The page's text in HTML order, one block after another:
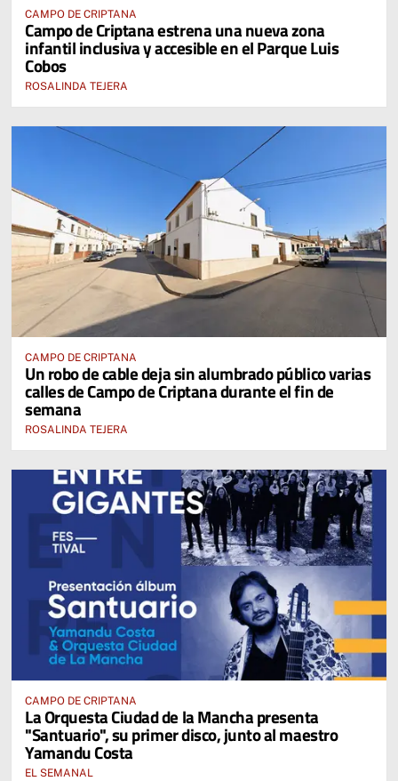
CAMPO DE CRIPTANA
Campo de Criptana estrena una nueva zona
infantil inclusiva y accesible en el Parque Luis
Cobos
ROSALINDA TEJERA
CAMPO DE CRIPTANA
Un robo de cable deja sin alumbrado público varias
calles de Campo de Criptana durante el fin de
semana
ROSALINDA TEJERA
CAMPO DE CRIPTANA
La Orquesta Ciudad de la Mancha presenta
"Santuario", su primer disco, junto al maestro
Yamandu Costa
EL SEMANAL